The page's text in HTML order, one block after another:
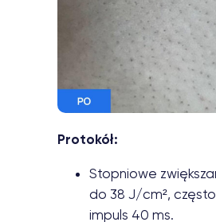
Protokół:
Stopniowe
do 38 J/cm²,
impuls 40 ms.